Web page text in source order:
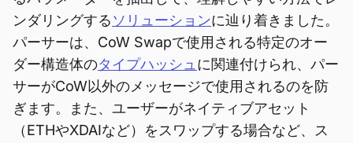
ンダリングするソリューションに辿り着きました。
パーサーは、CoW Swapで使用される特定のオー
ダー構造体のタイプハッシュ に関連付けられ、パー
サーがCoW以外のメッセージで使用されるのを防
ぎます。また、ユーザーがネイティブアセット
（ETHやXDAIなど）をスワップする場合など、ス